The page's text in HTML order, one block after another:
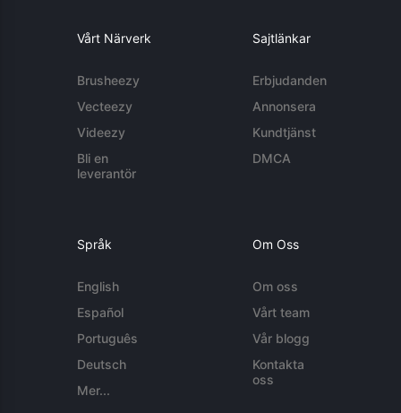
Vårt Närverk
Brusheezy
Vecteezy
Videezy
Bli en
leverantör
Sajtlänkar
Erbjudanden
Annonsera
Kundtjänst
DMCA
Språk
English
Español
Português
Deutsch
Mer...
Om Oss
Om oss
Vårt team
Vår blogg
Kontakta
oss